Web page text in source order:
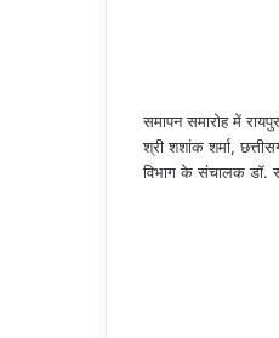
समापन समारोह में
श्री शशांक शर्मा,
विभाग के संचालक डॉ.